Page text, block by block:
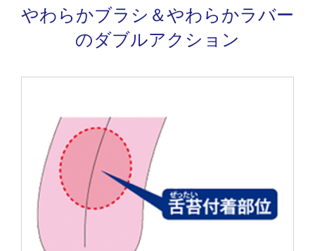
やわらかブラシ＆やわらかラバー
のダブルアクション